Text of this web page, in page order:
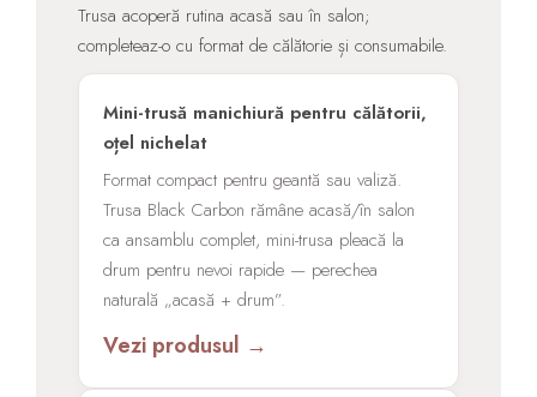
Trusa acoperă rutina acasă sau în salon;
completeaz-o cu format de călătorie și consumabile.
Mini-trusă manichiură pentru călătorii,
oțel nichelat
Format compact pentru geantă sau valiză.
Trusa Black Carbon rămâne acasă/în salon
ca ansamblu complet, mini-trusa pleacă la
drum pentru nevoi rapide — perechea
naturală „acasă + drum”.
Vezi produsul →